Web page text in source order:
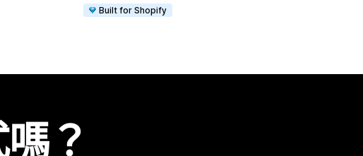
Built for Shopify
？